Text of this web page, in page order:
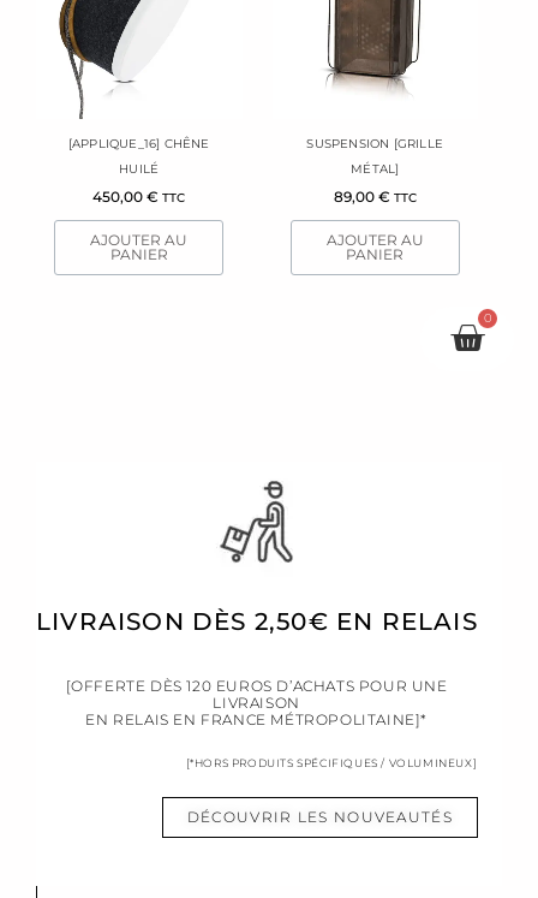
[APPLIQUE_16] CHÊNE
HUILÉ
450,00€ TTC
AJOUTER AU
PANIER
SUSPENSION [GRILLE
MÉTAL]
89,00 € TTC
AJOUTER AU
PANIER
0
LIVRAISON DÈS 2,50€ EN RELAIS
[OFFERTE DÈS 120 EUROS D’ACHATS POUR UNE
LIVRAISON
EN RELAIS EN FRANCE MÉTROPOLITAINE]*
[*HORS PRODUITS SPÉCIFIQUES / VOLUMINEUX]
DÉCOUVRIR LES NOUVEAUTÉS